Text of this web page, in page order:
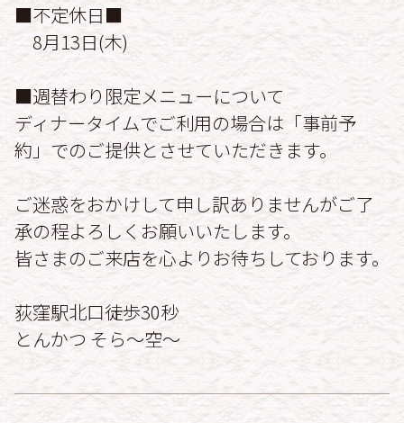
■不定休日■
8月13日(木)
■週替わり限定メニューについて
ディナータイムでご利用の場合は「事前予
約」でのご提供とさせていただきます。
ご迷惑をおかけして申し訳ありませんがご了
承の程よろしくお願いいたします。
皆さまのご来店を心よりお待ちしております。
荻窪駅北口徒歩30秒
とんかつ そら〜空〜